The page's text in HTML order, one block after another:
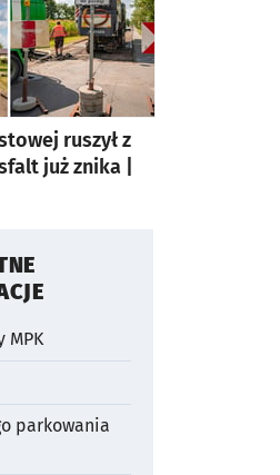
ruszył z
już znika |
OTWORZY SIĘ W
MPK
parkowania